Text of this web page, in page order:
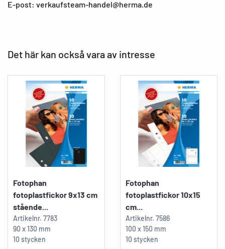
E-post: verkaufsteam-handel@herma.de
Det här kan också vara av intresse
Fotophan
fotoplastfickor 9x13 cm
stående...
Artikelnr. 7783
90 x 130 mm
10 stycken
Fotophan
fotoplastfickor 10x15
cm...
Artikelnr. 7586
100 x 150 mm
10 stycken